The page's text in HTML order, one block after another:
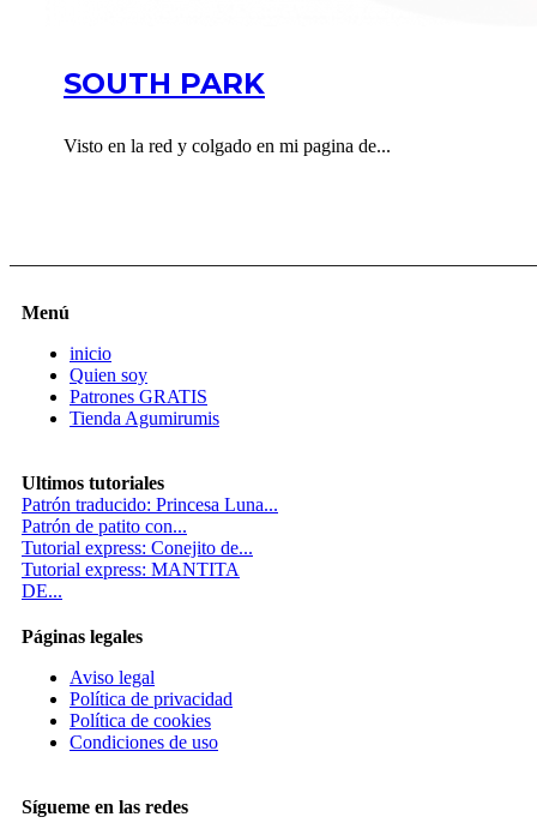
SOUTH PARK
Visto en la red y colgado en mi pagina de...
Menú
inicio
Quien soy
Patrones GRATIS
Tienda Agumirumis
Ultimos tutoriales
Patrón traducido: Princesa Luna...
Patrón de patito con...
Tutorial express: Conejito de...
Tutorial express: MANTITA
DE...
Páginas legales
Aviso legal
Política de privacidad
Política de cookies
Condiciones de uso
Sígueme en las redes